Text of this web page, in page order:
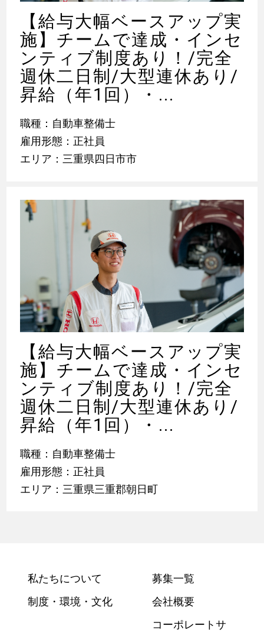
【給与大幅ベースアップ実
施】チームで達成・インセ
ンティブ制度あり！/完全
週休二日制/大型連休あり/
昇給（年1回）・...
職種：自動車整備士
雇用形態：正社員
エリア：三重県四日市市
【給与大幅ベースアップ実
施】チームで達成・インセ
ンティブ制度あり！/完全
週休二日制/大型連休あり/
昇給（年1回）・...
職種：自動車整備士
雇用形態：正社員
エリア：三重県三重郡朝日町
私たちについて
制度・環境・文化
募集一覧
会社概要
コーポレートサ